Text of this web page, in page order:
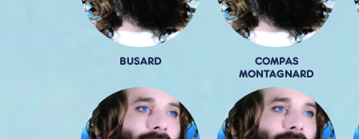
BUSARD
COMPAS
MONTAGNARD